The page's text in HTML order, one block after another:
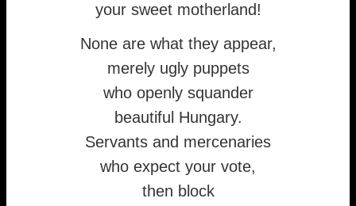
your sweet motherland!
None are what they appear,
merely ugly puppets
who openly squander
beautiful Hungary.
Servants and mercenaries
who expect your vote,
then block